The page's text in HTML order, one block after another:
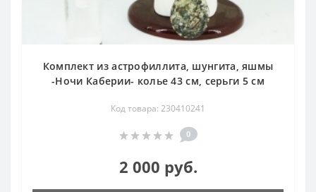
Комплект из астрофиллита, шунгита, яшмы
-Ночи Каберии- колье 43 см, серьги 5 см
Код товара: 230410241
0
2 000 руб.